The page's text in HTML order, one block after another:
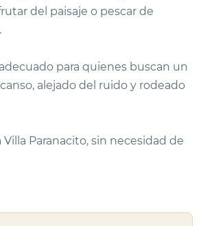
del paisaje o pescar de
para quienes buscan un
alejado del ruido y rodeado
Villa Paranacito, sin necesidad de